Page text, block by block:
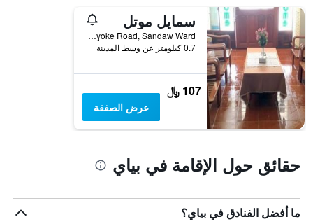
سمايل موتل
No.10-11,Bogyoke Road, Sandaw Ward, بياي, ميانمار (بورما)
0.7 كيلومتر عن وسط المدينة
107 ﷼
عرض الصفقة
حقائق حول الإقامة في بياي
ما أفضل الفنادق في بياي؟